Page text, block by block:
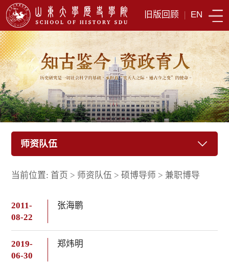
旧版回顾 | EN
师资队伍
当前位置: 首页 > 师资队伍 >硕博导师 > 兼职博导
2011-
08-22
张海鹏
2019-
06-30
郑炜明